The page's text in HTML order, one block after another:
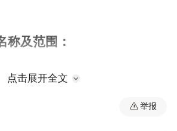
称及范围：
K1220+500M至
点击展开全文
举报